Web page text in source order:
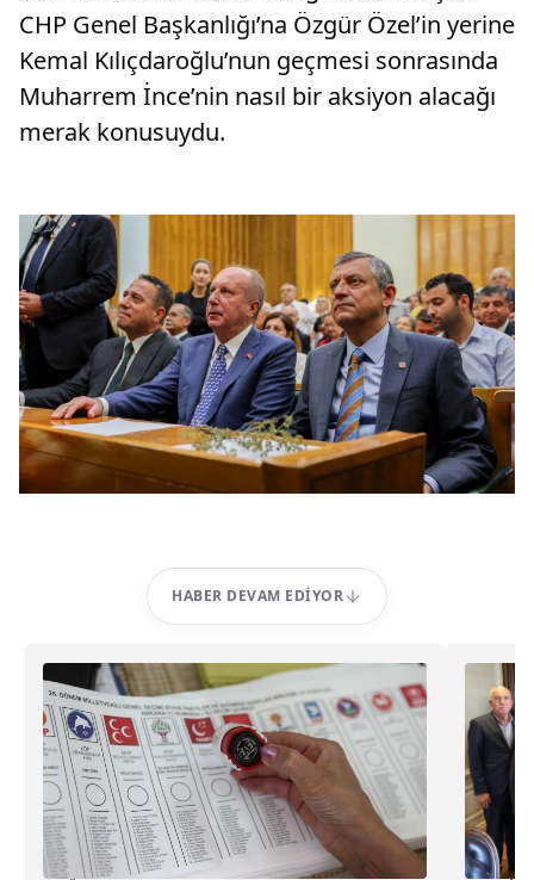
CHP Genel Başkanlığı’na Özgür Özel’in yerine
Kemal Kılıçdaroğlu’nun geçmesi sonrasında
Muharrem İnce’nin nasıl bir aksiyon alacağı
merak konusuydu.
HABER DEVAM EDIYOR